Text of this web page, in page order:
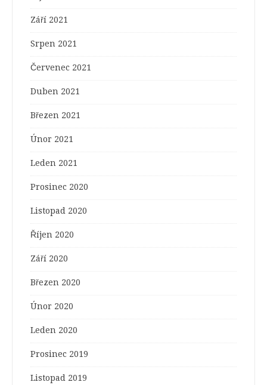
Září 2021
Srpen 2021
Červenec 2021
Duben 2021
Březen 2021
Únor 2021
Leden 2021
Prosinec 2020
Listopad 2020
Říjen 2020
Září 2020
Březen 2020
Únor 2020
Leden 2020
Prosinec 2019
Listopad 2019